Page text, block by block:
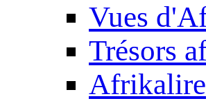
Vues
Trésors
Afrikalire